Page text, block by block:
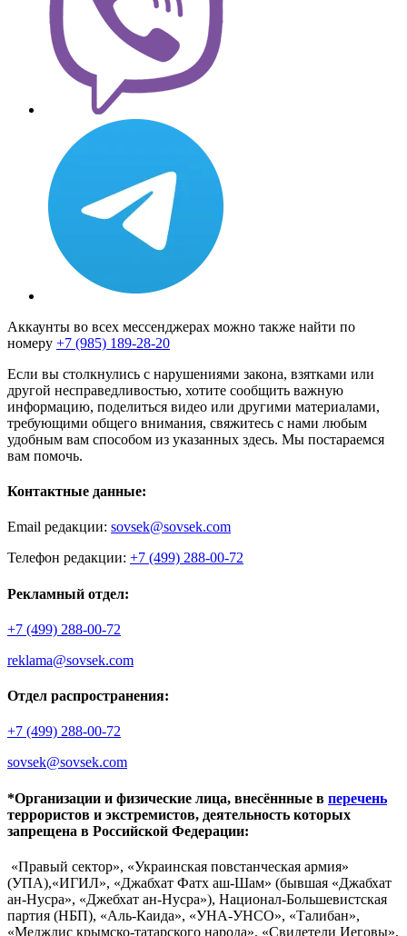
Аккаунты во всех мессенджерах можно также найти по
номеру +7 (985) 189-28-20
Если вы столкнулись с нарушениями закона, взятками или
другой несправедливостью, хотите сообщить важную
информацию, поделиться видео или другими материалами,
требующими общего внимания, свяжитесь с нами любым
удобным вам способом из указанных здесь. Мы постараемся
вам помочь.
Контактные данные:
Email редакции: sovsek@sovsek.com
Телефон редакции: +7 (499) 288-00-72
Рекламный отдел:
+7 (499) 288-00-72
reklama@sovsek.com
Отдел распространения:
+7 (499) 288-00-72
sovsek@sovsek.com
*Организации и физические лица, внесённные в перечень
террористов и экстремистов, деятельность которых
запрещена в Российской Федерации:
«Правый сектор», «Украинская повстанческая армия»
(УПА),«ИГИЛ», «Джабхат Фатх аш-Шам» (бывшая «Джабхат
ан-Нусра», «Джебхат ан-Нусра»), Национал-Большевистская
партия (НБП), «Аль-Каида», «УНА-УНСО», «Талибан»,
«Меджлис крымско-татарского народа», «Свидетели Иеговы»,